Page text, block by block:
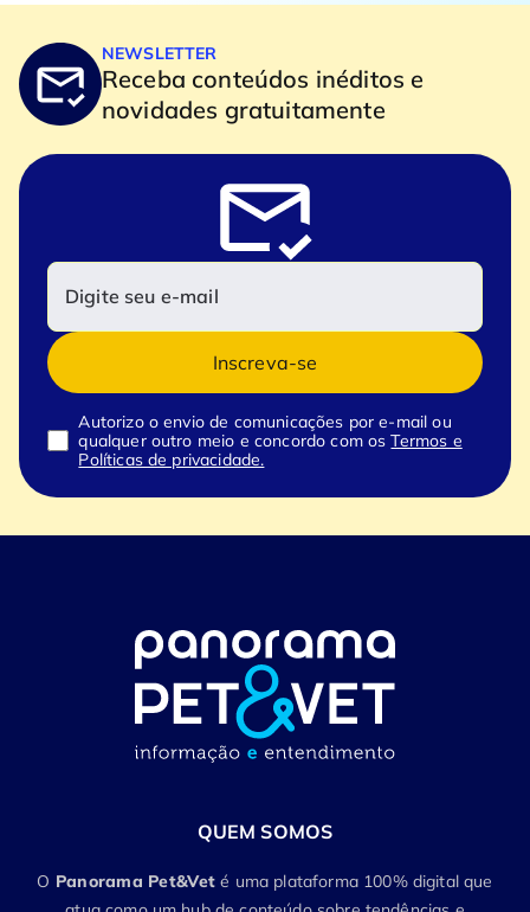
NEWSLETTER
Receba conteúdos inéditos e
novidades gratuitamente
Inscreva-se
Autorizo o envio de comunicações por e-mail ou
qualquer outro meio e concordo com osTermos e
Políticas de privacidade.
QUEM SOMOS
O Panorama Pet&Vet é uma plataforma 100% digital que